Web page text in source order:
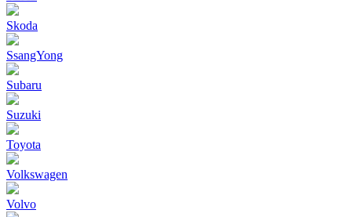
Skoda
SsangYong
Subaru
Suzuki
Toyota
Volkswagen
Volvo